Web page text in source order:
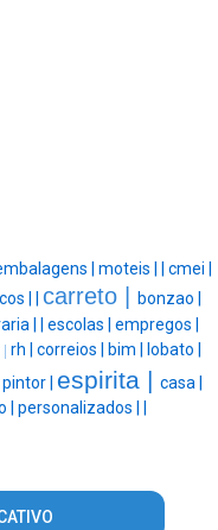
| moteis |
cmei |
| carreto |
bonzao |
| escolas | empregos |
rh | correios | bim |
lobato |
pintor | espirita | casa |
| personalizados |